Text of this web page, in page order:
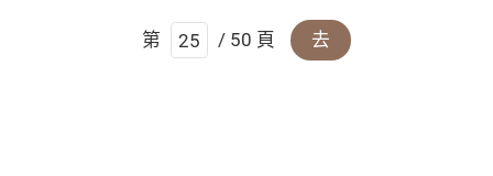
第 / 50 頁 去